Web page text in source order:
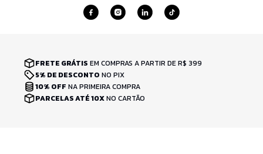
FRETE GRÁTIS EM COMPRAS A PARTIR DE R$ 399
5% DE DESCONTO NO PIX
10% OFF NA PRIMEIRA COMPRA
PARCELAS ATÉ 10XNO CARTÃO